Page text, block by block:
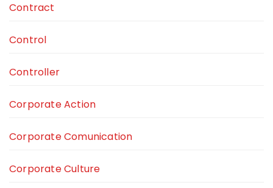
Contract
Control
Controller
Corporate Action
Corporate Comunication
Corporate Culture